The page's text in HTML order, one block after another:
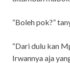
“Boleh pok?”
“Dari dulu kan
Irwannya aja